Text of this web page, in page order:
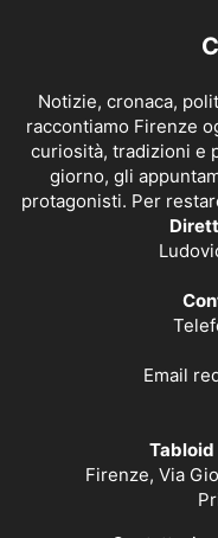
Notizie, cronaca,
raccontiamo Firenze
curiosità, tradizioni e
giorno, gli
protagonisti. Per
Email
Tabloid
Firenze, Via